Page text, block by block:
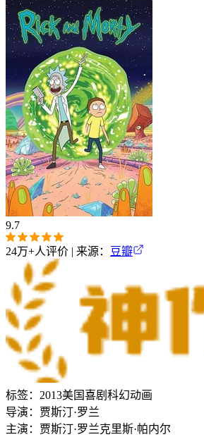
9.7
24万+人评价 | 来源： 豆瓣
标签： 2013美国喜剧 科幻动画
导演： 贾斯汀·罗兰
主演： 贾斯汀·罗兰克里斯·帕内尔